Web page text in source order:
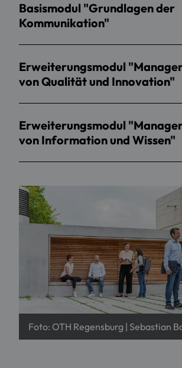
Basismodul "Grundlagen der
Kommunikation"
Erweiterungsmodul
von Qualität und Innovation"
Erweiterungsmodul
von Information und Wissen"
Foto: OTH Regensburg | Sebastian